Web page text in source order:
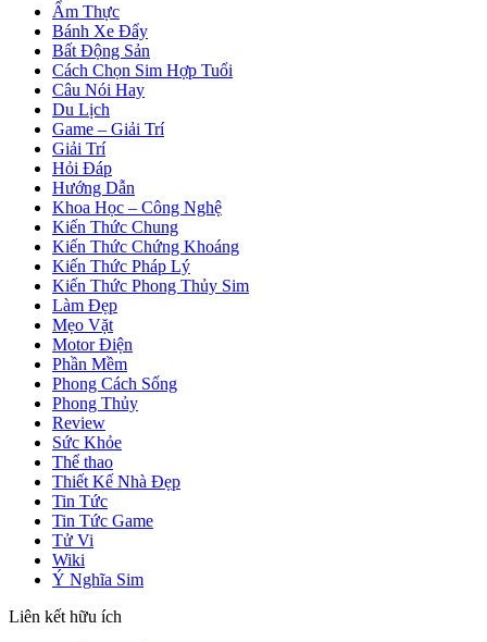
Ẩm Thực
Bánh Xe Đẩy
Bất Động Sản
Cách Chọn Sim Hợp Tuổi
Câu Nói Hay
Du Lịch
Game – Giải Trí
Giải Trí
Hỏi Đáp
Hướng Dẫn
Khoa Học – Công Nghệ
Kiến Thức Chung
Kiến Thức Chứng Khoáng
Kiến Thức Pháp Lý
Kiến Thức Phong Thủy Sim
Làm Đẹp
Mẹo Vặt
Motor Điện
Phần Mềm
Phong Cách Sống
Phong Thủy
Review
Sức Khỏe
Thể thao
Thiết Kế Nhà Đẹp
Tin Tức
Tin Tức Game
Tử Vi
Wiki
Ý Nghĩa Sim
Liên kết hữu ích